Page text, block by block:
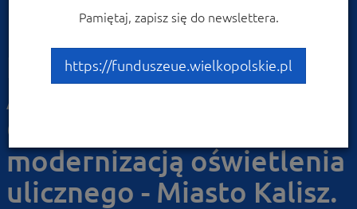
komunikacji publicznej
Aglomeracji Kalisko-
Ostrowskiej wraz z
modernizacją oświetlenia
ulicznego - Miasto Kalisz.
Pamiętaj, zapisz się do newslettera.
https://funduszeue.wielkopolskie.pl